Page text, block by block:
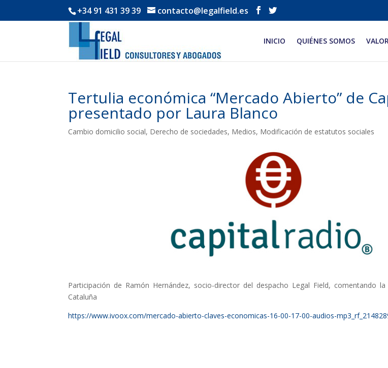
+34 91 431 39 39 contacto@legalfield.es
INICIO QUIÉNES SOMOS
Tertulia económica “Mercado Abierto” de
presentado por Laura Blanco
Cambio domicilio social, Derecho de sociedades, Medios, Modificación de estatutos sociales
Participación de Ramón Hernández, socio-director del despacho Legal Field, comentando
Cataluña
https://www.ivoox.com/mercado-abierto-claves-economicas-16-00-17-00-audios-